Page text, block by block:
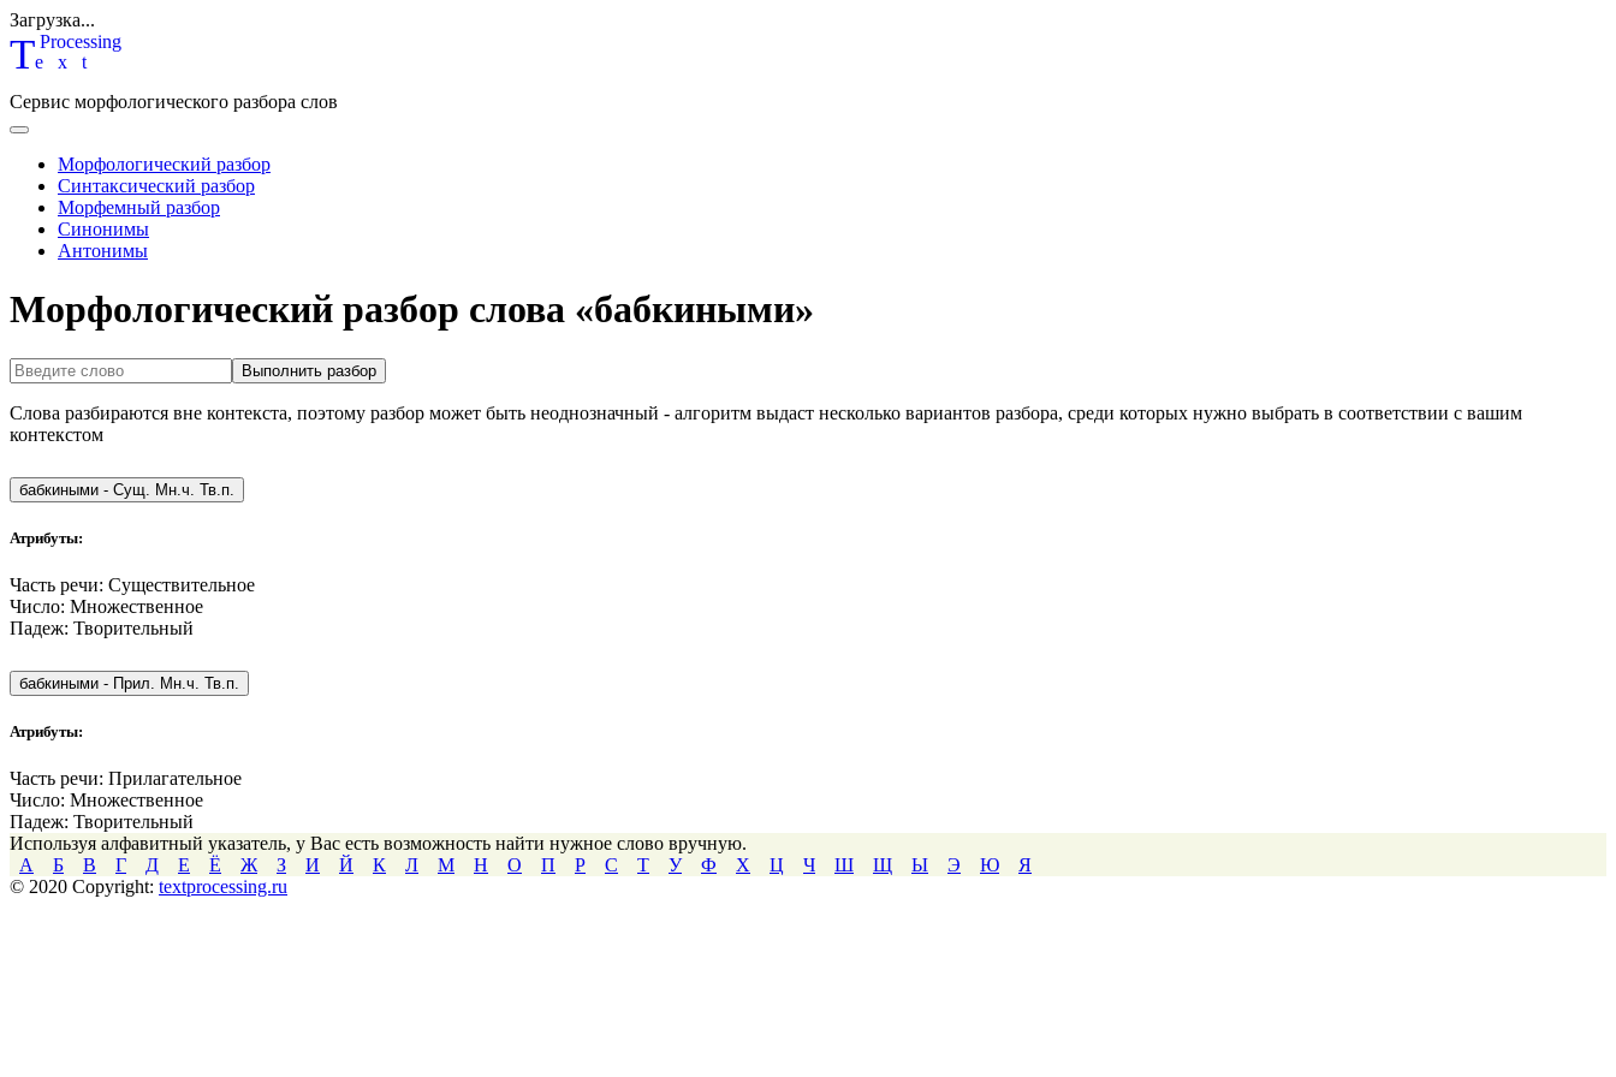
Загрузка...
Text
Processing
Сервис морфологического разбора слов
Морфологический разбор
Синтаксический разбор
Морфемный разбор
Синонимы
Антонимы
Морфологический разбор слова «бабкиными»
Выполнить разбор
Слова разбираются вне контекста, поэтому разбор может быть неоднозначный - алгоритм выдаст несколько вариантов разбора, среди которых нужно выбрать в соответствии с вашим
контекстом
бабкиными - Сущ. Мн.ч. Тв.п.
Атрибуты:
Часть речи: Существительное
Число: Множественное
Падеж: Творительный
бабкиными - Прил. Мн.ч. Тв.п.
Атрибуты:
Часть речи: Прилагательное
Число: Множественное
Падеж: Творительный
Используя алфавитный указатель, у Вас есть возможность найти нужное слово вручную.
А
Б В Г Д Е Ё Ж З И Й К Л М Н О П Р С Т У Ф Х Ц Ч Ш Щ Ы Э Ю
Я
© 2020 Copyright: textprocessing.ru